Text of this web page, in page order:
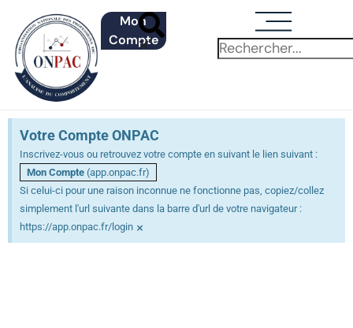
Mon
Compte
Votre Compte ONPAC
Inscrivez-vous ou retrouvez votre compte en suivant le lien suivant :
Mon Compte (app.onpac.fr)
Si celui-ci pour une raison inconnue ne fonctionne pas, copiez/collez
simplement l'url suivante dans la barre d'url de votre navigateur :
https://app.onpac.fr/login ×